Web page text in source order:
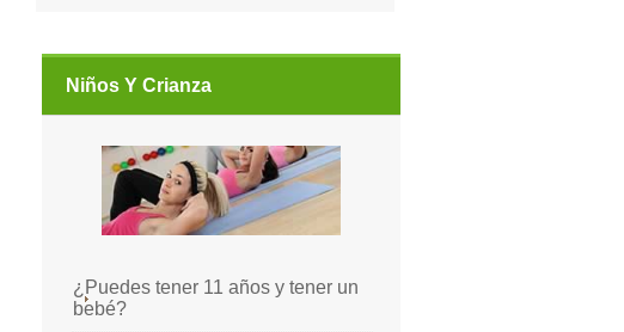
Niños Y Crianza
¿Puedes tener 11 años y tener un
bebé?